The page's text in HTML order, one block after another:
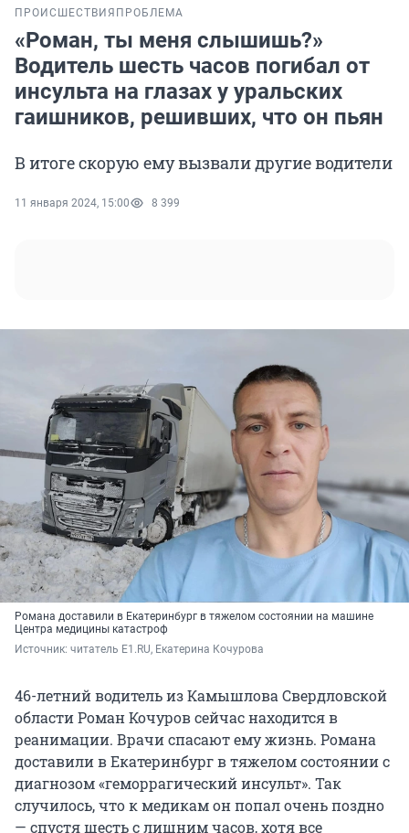
ПРОИСШЕСТВИЯ ПРОБЛЕМА
«Роман, ты меня слышишь?»
Водитель шесть часов погибал от
инсульта на глазах у уральских
гаишников, решивших, что он пьян
В итоге скорую ему вызвали другие водители
11 января 2024, 15:00 8 399
Романа доставили в Екатеринбург в тяжелом состоянии на машине
Центра медицины катастроф
Источник: читатель E1.RU, Екатерина Кочурова
46-летний водитель из Камышлова Свердловской
области Роман Кочуров сейчас находится в
реанимации. Врачи спасают ему жизнь. Романа
доставили в Екатеринбург в тяжелом состоянии с
диагнозом «геморрагический инсульт». Так
случилось, что к медикам он попал очень поздно
— спустя шесть с лишним часов, хотя все